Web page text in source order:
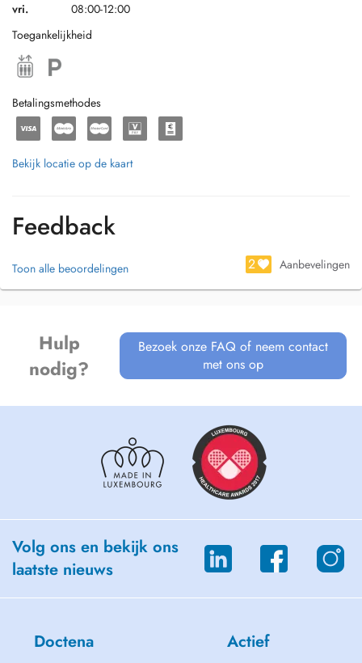
vri.
08:00-12:00
Toegankelijkheid
Betalingsmethodes
Bekijk locatie op de kaart
Feedback
Toon alle beoordelingen 2 Aanbevelingen
Hulp
nodig?
Bezoek onze FAQ of neem contact
met ons op
Volg ons en bekijk ons
laatste nieuws
Doctena Actief